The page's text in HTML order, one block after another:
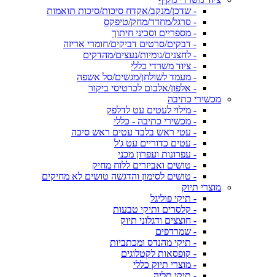
- שדכן/מנקב/אקדח סיכות/סיכות תואמות
- סרגל/מחדד/מחק/טיפקס
- מספריים וסכיני חיתוך
- דבקים/סרטים דביקים/חומרי אריזה
- לחצנים/גומיות/נעצים/מהדקים
- ציוד משרדי כללי
- מעמד לשולחן/מגשים/סל אשפה
- אלפון/אלבום לכרטיסי ביקור
מכשירי כתיבה
- מילוי לעטים עט לדלפק
- מכשירי כתיבה - כללי
- עטי ראש בלבד עטים ראש סיכה
- עטים כדוריים עט ג'ל
- עפרונות ועפרון מכני
- טושים ואביזרים ללוח מחיק
- טושים לסימון והדגשה טושים לא מחיקים
מוצרי תיוק
- תיקי פוליגל
- קלסרים ותיקי טבעות
- חוצצים ודגלוני תיוק
- שמרדפים
- תיקי מהנדס ומכתביות
- קופסאות לקטלוגים
- מוצרי תיוק כללי